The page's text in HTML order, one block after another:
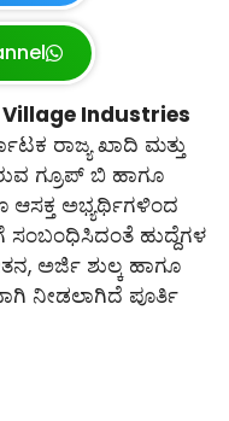
Industries
ರಾಜ್ಯ ಖಾದಿ ಮತ್ತು
ಗ್ರೂಪ್ ಬಿ ಹಾಗೂ
ಆಸಕ್ತ ಅಭ್ಯರ್ಥಿಗಳಿಂದ
ಸಂಬಂಧಿಸಿದಂತೆ ಹುದ್ದೆಗಳ
ಅರ್ಜಿ ಶುಲ್ಕ ಹಾಗೂ
ನೀಡಲಾಗಿದೆ ಪೂರ್ತಿ